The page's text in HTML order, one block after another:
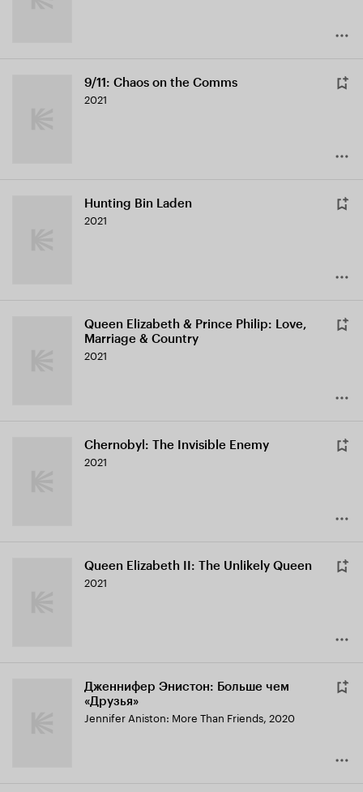
9/11: Chaos on the Comms
2021
Hunting Bin Laden
2021
Queen Elizabeth & Prince Philip: Love,
Marriage & Country
2021
Chernobyl: The Invisible Enemy
2021
Queen Elizabeth II: The Unlikely Queen
2021
Дженнифер Энистон: Больше чем
«Друзья»
Jennifer Aniston: More Than Friends, 2020